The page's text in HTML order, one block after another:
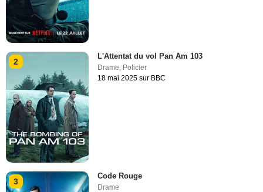
2
L'Attentat du vol Pan Am 103
Drame, Policier
18 mai 2025 sur BBC
3
Code Rouge
Drame